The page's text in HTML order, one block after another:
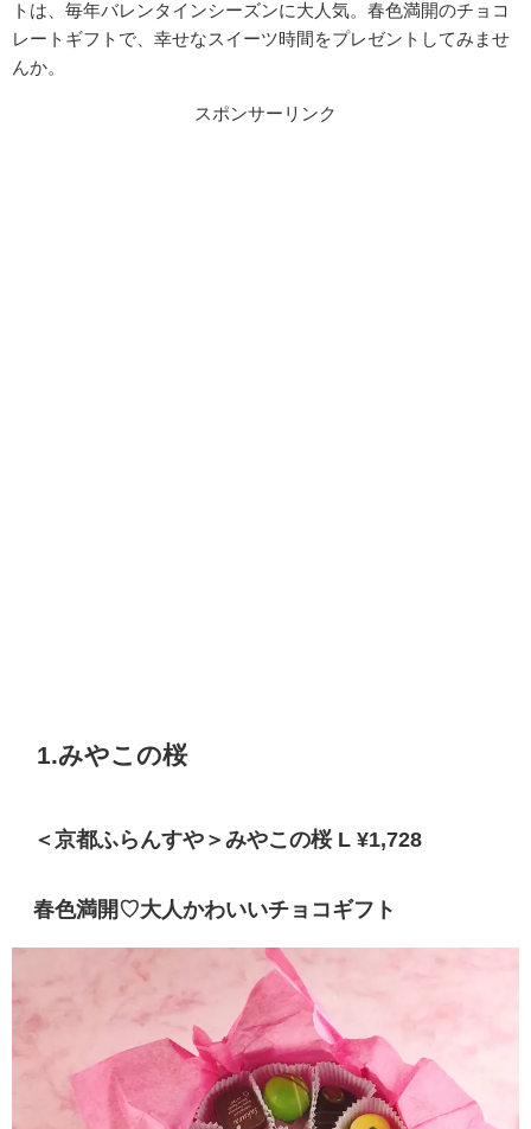
トは、毎年バレンタインシーズンに大人気。春色満開のチョコ
レートギフトで、幸せなスイーツ時間をプレゼントしてみませ
んか。
スポンサーリンク
1.みやこの桜
＜京都ふらんすや＞みやこの桜 L ¥1,728
春色満開♡大人かわいいチョコギフト